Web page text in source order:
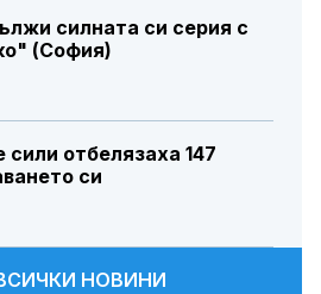
силната си серия с
(София)
отбелязаха 147
си
НОВИНИ